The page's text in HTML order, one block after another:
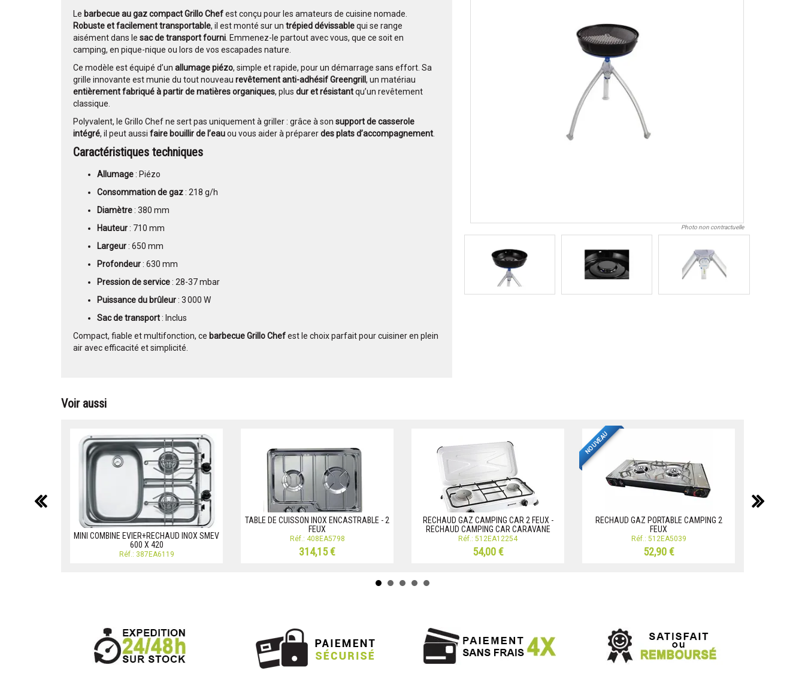
Le barbecue au gaz compact Grillo Chefest conçu pour les amateurs de cuisine nomade.
Robuste et facilement transportable, il est monté sur un trépied dévissablequi se range
aisément dans le sac de transport fourni. Emmenez-le partout avec vous, que ce soit en
camping, en pique-nique ou lors de vos escapades nature.
Ce modèle est équipé d’un allumage piézo, simple et rapide, pour un démarrage sans effort. Sa
grille innovante est munie du tout nouveau revêtement anti-adhésif Greengrill , un matériau
entièrement fabriqué à partir de matières organiques, plus dur et résistantqu’un revêtement
classique.
Polyvalent, le Grillo Chef ne sert pas uniquement à griller : grâce à son support de casserole
intégré, il peut aussi faire bouillir de l’eauou vous aider à préparerdes plats d’accompagnement.
Caractéristiques techniques
Allumage: Piézo
Consommation de gaz: 218 g/h
Diamètre: 380 mm
Hauteur: 710 mm
Largeur: 650 mm
Profondeur: 630 mm
Pression de service: 28-37 mbar
Puissance du brûleur: 3 000 W
Sac de transport: Inclus
Compact, fiable et multifonction, ce barbecue Grillo Chefest le choix parfait pour cuisiner en plein
air avec efficacité et simplicité.
Photo non contractuelle
Voir aussi
MINI COMBINE EVIER+RECHAUD INOX SMEV
600 X 420
Réf.: 387EA6119
TABLE DE CUISSON INOX ENCASTRABLE - 2
FEUX
Réf.: 408EA5798
314,15 €
RECHAUD GAZ CAMPING CAR 2 FEUX -
RECHAUD CAMPING CAR CARAVANE
Réf.: 512EA12254
54,00 €
NOUVEAU
RECHAUD GAZ PORTABLE CAMPING 2
FEUX
Réf.: 512EA5039
52,90 €
précédent